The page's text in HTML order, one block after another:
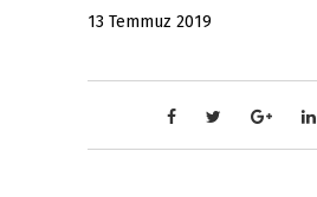
13 Temmuz 2019